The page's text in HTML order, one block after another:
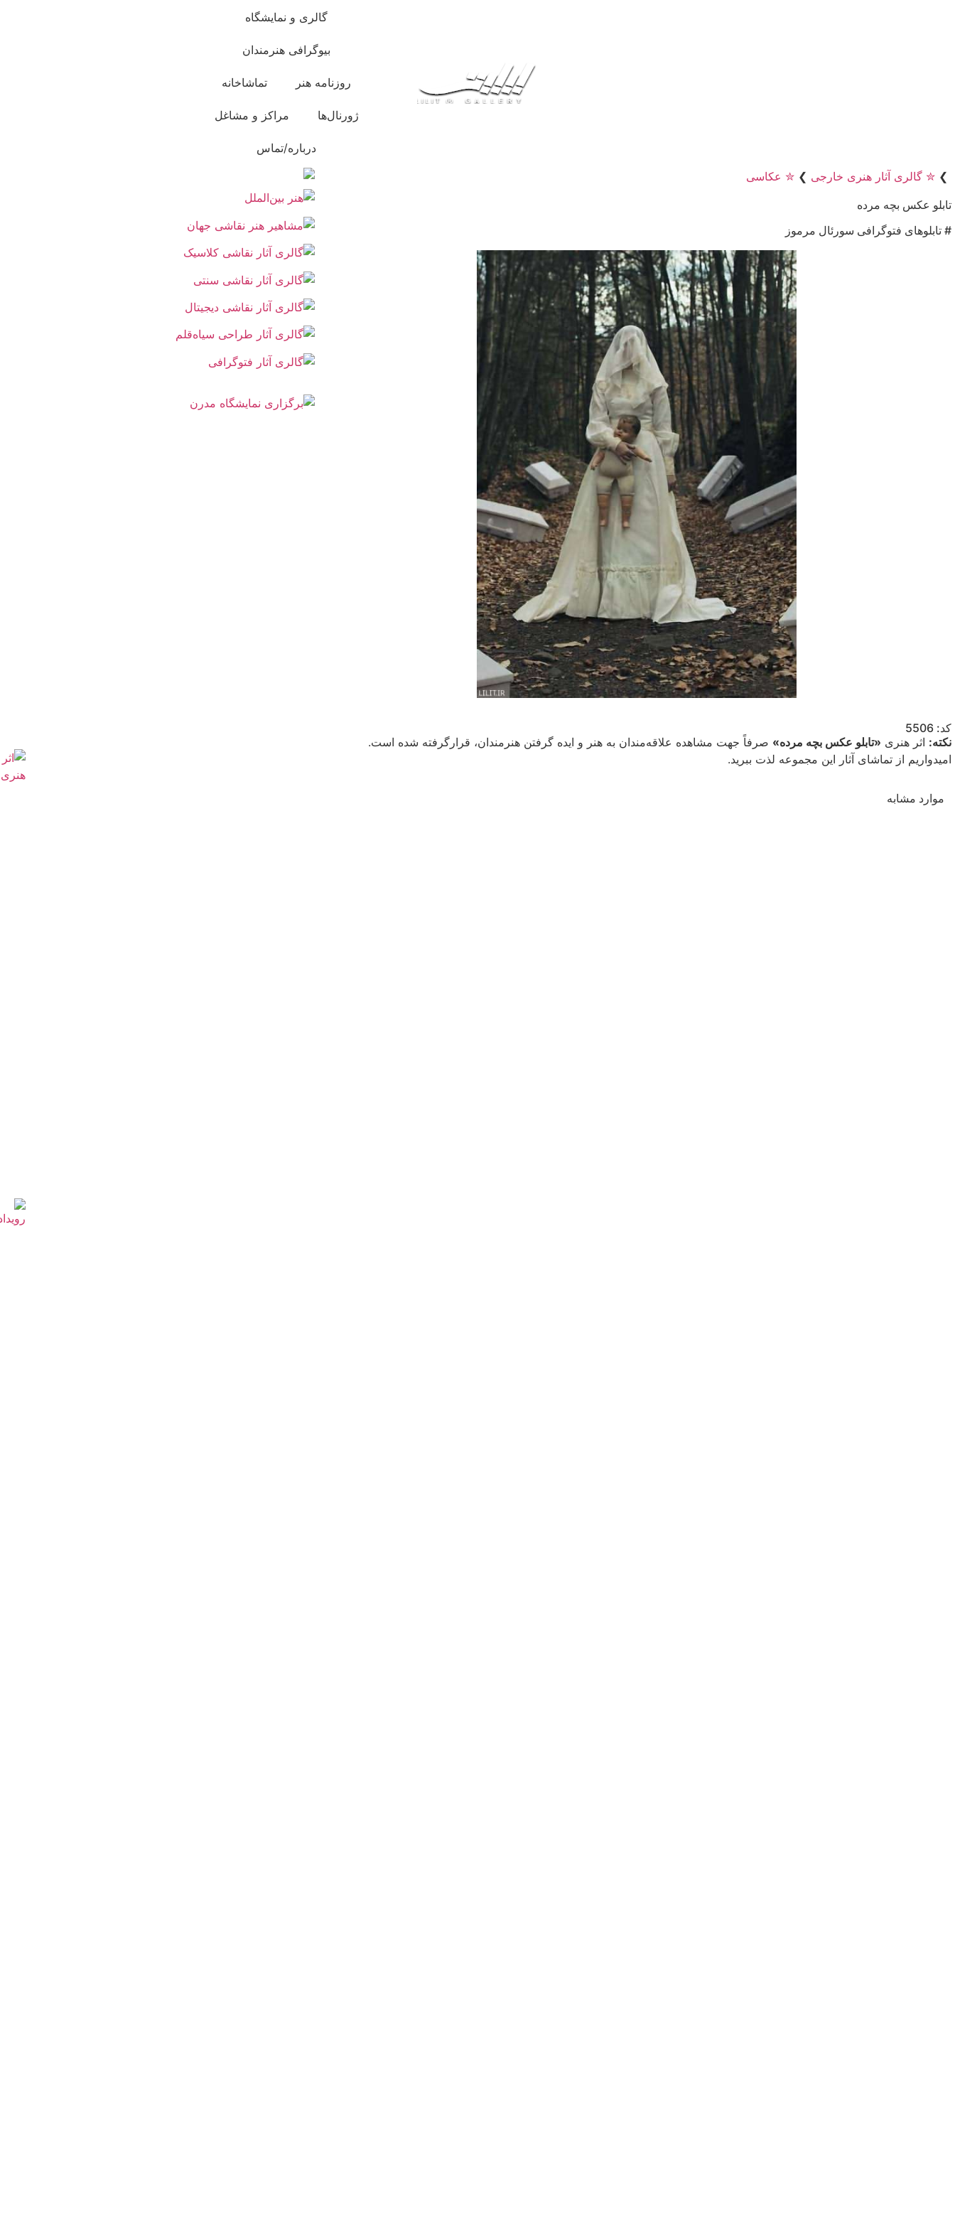
گالری و نمایشگاه
بیوگرافی هنرمندان
روزنامه هنر تماشاخانه
ژورنال‌ها مراکز و مشاغل
درباره/تماس
❯ ✮ گالری آثار هنری خارجی ❯ ✮ عکاسی
تابلو عکس بچه مرده
# تابلوهای فتوگرافی سورئال مرموز
کد: 5506
نکته: اثر هنری «تابلو عکس بچه مرده» صرفاً جهت مشاهده علاقه‌مندان به هنر و ایده گرفتن هنرمندان، قرارگرفته شده است.
امیدواریم از تماشای آثار این مجموعه لذت ببرید.
موارد مشابه